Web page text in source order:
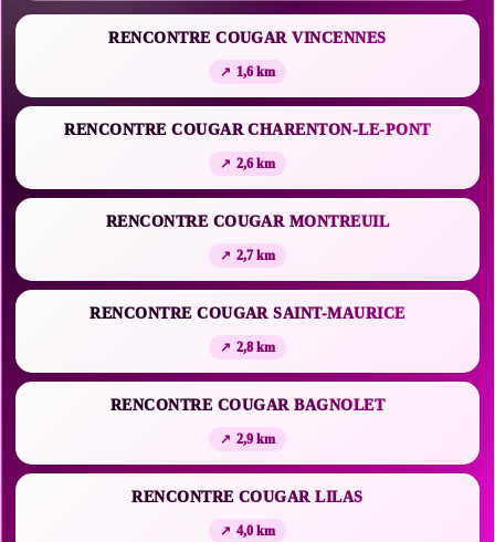
RENCONTRE COUGAR VINCENNES
1,6 km
RENCONTRE COUGAR CHARENTON-LE-PONT
2,6 km
RENCONTRE COUGAR MONTREUIL
2,7 km
RENCONTRE COUGAR SAINT-MAURICE
2,8 km
RENCONTRE COUGAR BAGNOLET
2,9 km
RENCONTRE COUGAR LILAS
4,0 km